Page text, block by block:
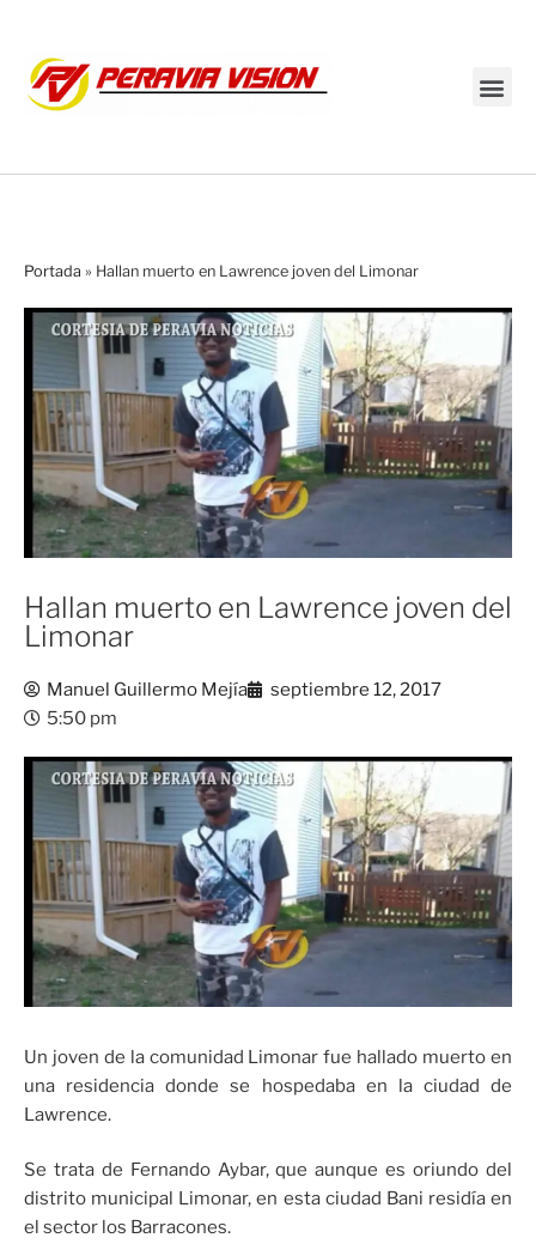
Portada » Hallan muerto en Lawrence joven del Limonar
Hallan muerto en Lawrence joven del
Limonar
Manuel Guillermo Mejía
septiembre 12, 2017
5:50 pm
Un joven de la comunidad Limonar fue hallado muerto en
una residencia donde se hospedaba en la ciudad de
Lawrence.
Se trata de Fernando Aybar, que aunque es oriundo del
distrito municipal Limonar, en esta ciudad Bani residía en
el sector los Barracones.